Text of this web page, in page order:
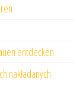
entdecken
nakładanych